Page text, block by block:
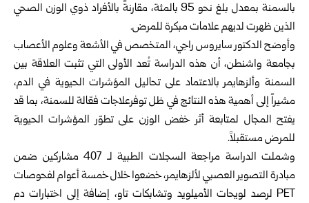
بالسمنة بمعدل بلغ نحو 95 بالمئة، مقارنةً بالأفراد ذوي الوزن الصحي
الذين ظهرت لديهم علامات مبكرة للمرض.
وأوضح الدكتور سايروس راجي، المتخصص في الأشعة وعلوم الأعصاب
بجامعة واشنطن، أن هذه الدراسة تُعد الأولى التي تثبت العلاقة بين
السمنة وألزهايمر بالاعتماد على تحاليل المؤشرات الحيوية في الدم،
مشيراً إلى أهمية هذه النتائج في ظل توفرعلاجات فعّالة للسمنة، بما قد
يفتح المجال لمتابعة أثر خفض الوزن على تطوّر المؤشرات الحيوية
للمرض مستقبلاً.
وشملت الدراسة مراجعة السجلات الطبية لـ 407 مشاركين ضمن
مبادرة التصوير العصبي لألزهايمر، خضعوا خلال خمسة أعوام لفحوصات
PET لرصد لويحات الأميلويد وتشابكات تاو، إضافة إلى اختبارات دم